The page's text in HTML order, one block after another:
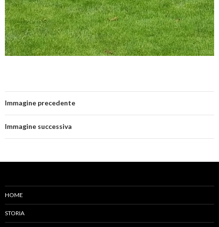
Immagine precedente
Immagine successiva
HOME
STORIA